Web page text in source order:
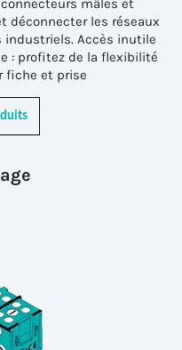
mâles et
déconnecter les réseaux
Accès inutile
: profitez de la flexibilité
fiche et prise